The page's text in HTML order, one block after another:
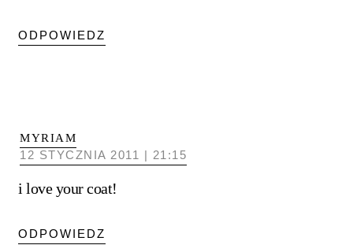
ODPOWIEDZ
MYRIAM
12 STYCZNIA 2011 | 21:15
i love your coat!
ODPOWIEDZ